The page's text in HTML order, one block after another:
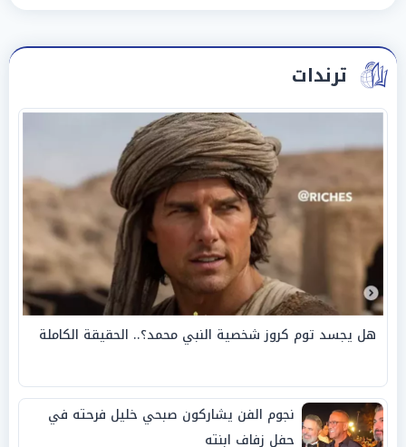
ترندات
هل يجسد توم كروز شخصية النبي محمد؟.. الحقيقة الكاملة
نجوم الفن يشاركون صبحي خليل فرحته في
حفل زفاف ابنته